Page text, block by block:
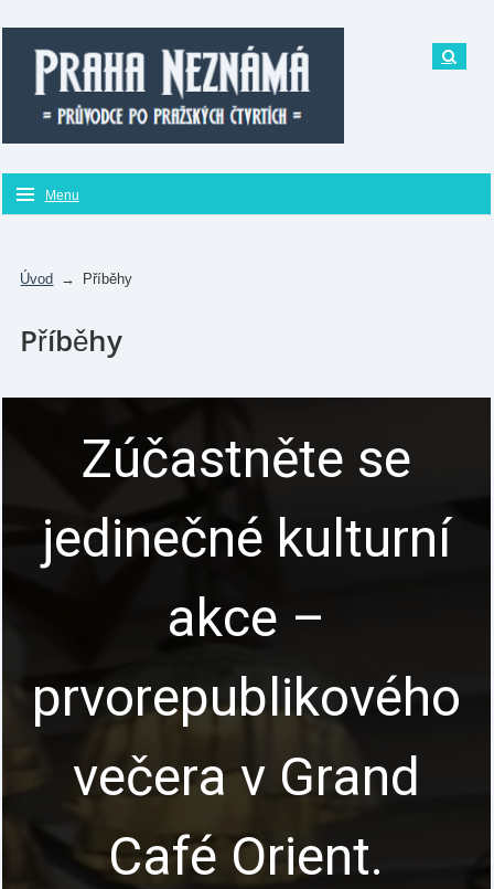
Menu
Úvod → Příběhy
Příběhy
Zúčastněte se
jedinečné kulturní
akce –
prvorepublikového
večera v Grand
Café Orient.